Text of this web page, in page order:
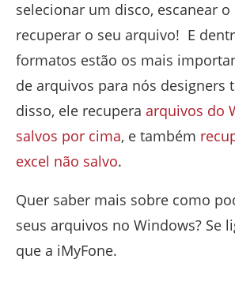
selecionar um disco, escanear
recuperar o seu arquivo! E
formatos estão os mais
de arquivos para nós designers
disso, ele recupera arquivos do
salvos por cima, e também
excel não salvo.
Quer saber mais sobre como
seus arquivos no Windows? Se
que a iMyFone.